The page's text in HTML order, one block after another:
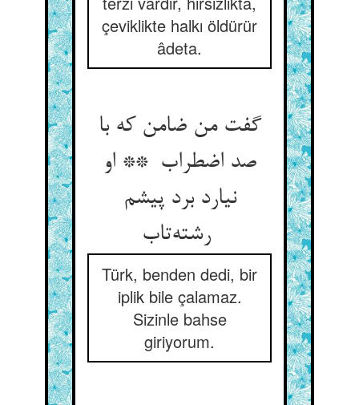
çeviklikte halkı öldürür
âdeta.
گفت من ضامن که با
صد اضطراب ** او
نیارد برد پیشم
Türk, benden dedi, bir
iplik bile çalamaz.
Sizinle bahse
giriyorum.